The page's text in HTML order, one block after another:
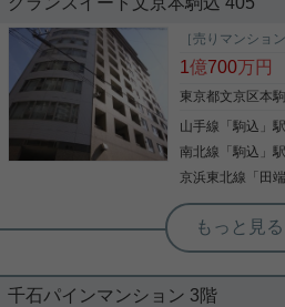
目を引く「クレ
厚感を感じさせます。 築40年以上が経過
すが、 その共用
常に清潔で綺麗な空
ランス側）と北
を感じ、実際よ
か。 午前中から
さそうです。 室内リフォーム完了している状態です
ので、 すぐにご案
［売りマンション
1億700万円
東京都文京区本
山手線 「駒込 」
南北線 「駒込 」
京浜東北線 「 田端
根津駅前センター（実用根津ホーム株
リノベーショ
千石パインマンション 3階